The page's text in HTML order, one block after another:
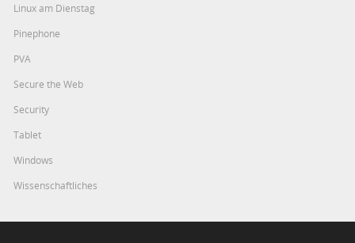
Linux am Dienstag
Pinephone
PVA
Secure the Web
Security
Tablet
Windows
Wissenschaftliches